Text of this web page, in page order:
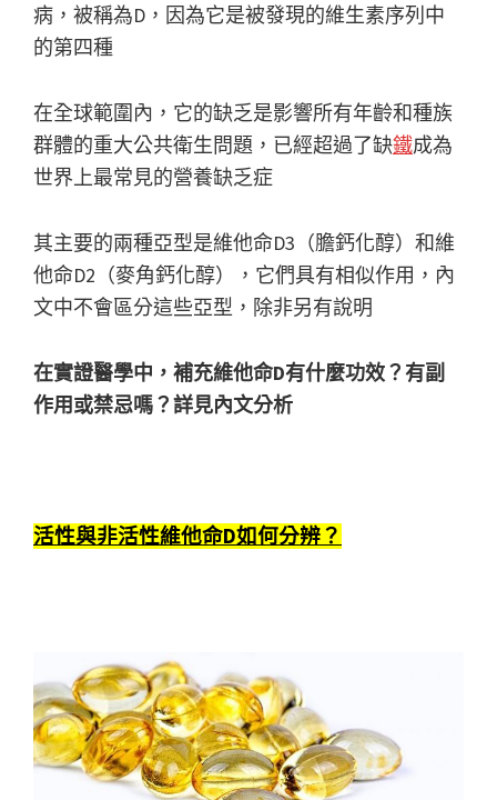
病，被稱為D，因為它是被發現的維生素序列中
的第四種
在全球範圍內，它的缺乏是影響所有年齡和種族
群體的重大公共衛生問題，已經超過了缺鐵成為
世界上最常見的營養缺乏症
其主要的兩種亞型是維他命D3（膽鈣化醇）和維
他命D2（麥角鈣化醇），它們具有相似作用，內
文中不會區分這些亞型，除非另有說明
在實證醫學中，補充維他命D有什麼功效？有副
作用或禁忌嗎？詳見內文分析
活性與非活性維他命D如何分辨？